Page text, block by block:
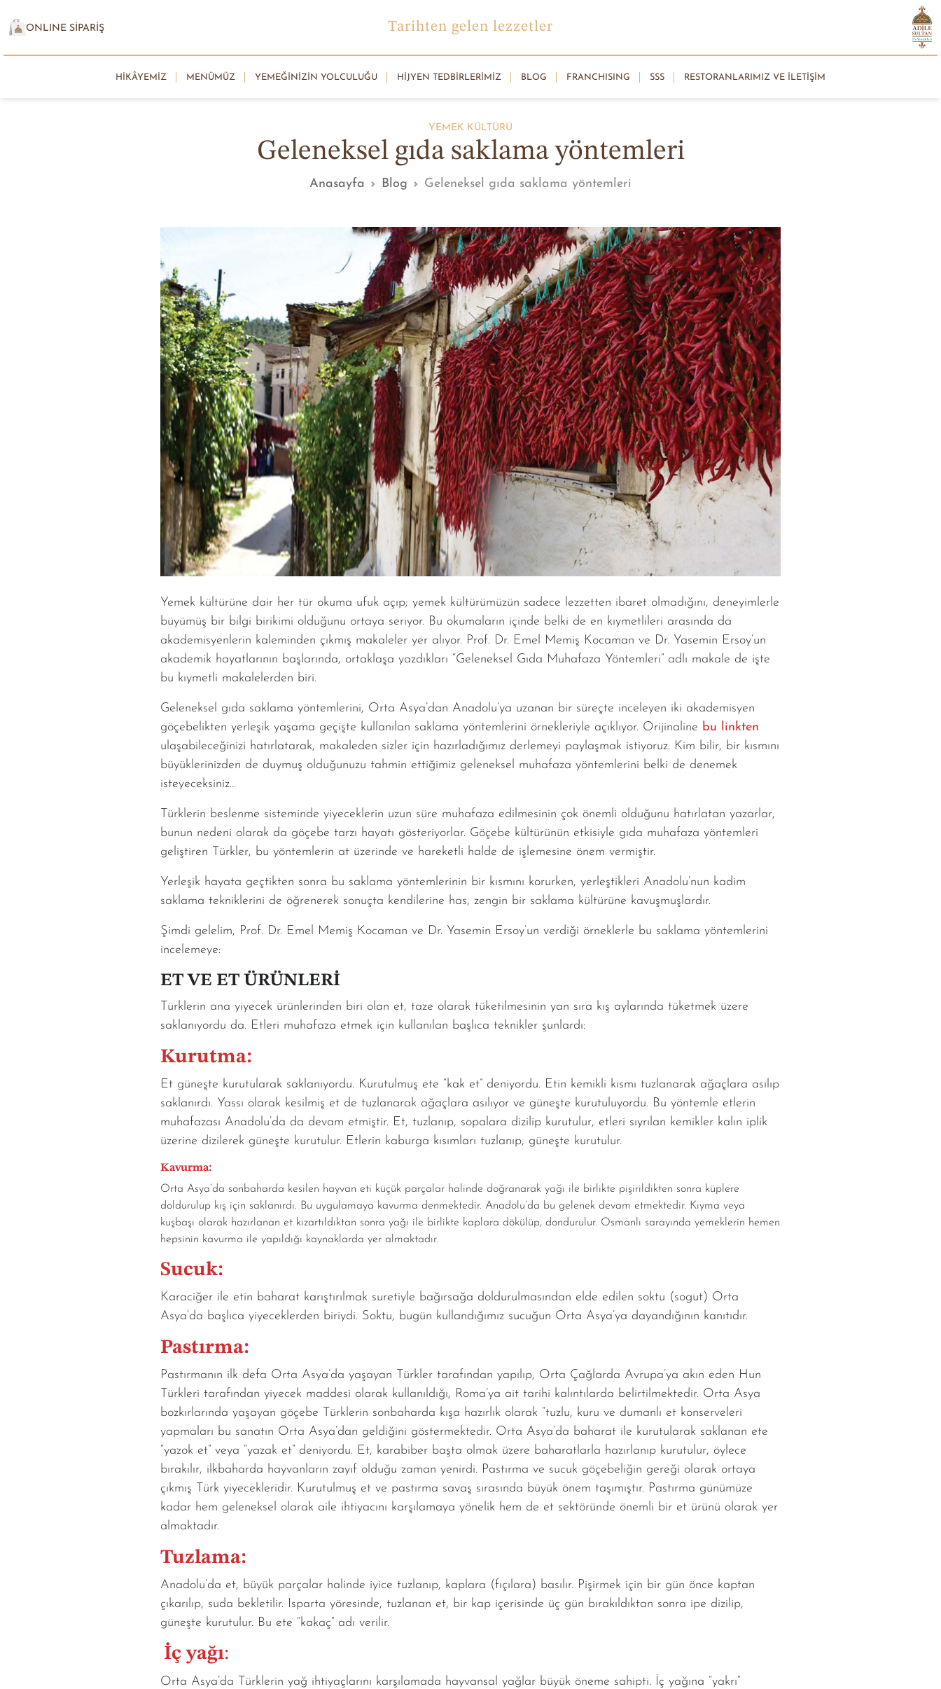
ONLINE SİPARİŞ Tarihten gelen lezzetler
HIKÂYEMIZ MENÜMÜZ YEMEĞINIZIN YOLCULUĞU HIJYEN TEDBIRLERIMIZ BLOG FRANCHISING SSS RESTORANLARIMIZ VE İLETIŞIM
YEMEK KÜLTÜRÜ
Geleneksel gıda saklama yöntemleri
Anasayfa Blog Geleneksel gıda saklama yöntemleri
Yemek kültürüne dair her tür okuma ufuk açıp; yemek kültürümüzün sadece lezzetten ibaret olmadığını, deneyimlerle
büyümüş bir bilgi birikimi olduğunu ortaya seriyor. Bu okumaların içinde belki de en kıymetlileri arasında da
akademisyenlerin kaleminden çıkmış makaleler yer alıyor. Prof. Dr. Emel Memiş Kocaman ve Dr. Yasemin Ersoy’un
akademik hayatlarının başlarında, ortaklaşa yazdıkları “Geleneksel Gıda Muhafaza Yöntemleri” adlı makale de işte
bu kıymetli makalelerden biri.
Geleneksel gıda saklama yöntemlerini, Orta Asya’dan Anadolu’ya uzanan bir süreçte inceleyen iki akademisyen
göçebelikten yerleşik yaşama geçişte kullanılan saklama yöntemlerini örnekleriyle açıklıyor. Orijinaline bu linkten
ulaşabileceğinizi hatırlatarak, makaleden sizler için hazırladığımız derlemeyi paylaşmak istiyoruz. Kim bilir, bir kısmını
büyüklerinizden de duymuş olduğunuzu tahmin ettiğimiz geleneksel muhafaza yöntemlerini belki de denemek
isteyeceksiniz…
Türklerin beslenme sisteminde yiyeceklerin uzun süre muhafaza edilmesinin çok önemli olduğunu hatırlatan yazarlar,
bunun nedeni olarak da göçebe tarzı hayatı gösteriyorlar. Göçebe kültürünün etkisiyle gıda muhafaza yöntemleri
geliştiren Türkler, bu yöntemlerin at üzerinde ve hareketli halde de işlemesine önem vermiştir.
Yerleşik hayata geçtikten sonra bu saklama yöntemlerinin bir kısmını korurken, yerleştikleri Anadolu’nun kadim
saklama tekniklerini de öğrenerek sonuçta kendilerine has, zengin bir saklama kültürüne kavuşmuşlardır.
Şimdi gelelim, Prof. Dr. Emel Memiş Kocaman ve Dr. Yasemin Ersoy’un verdiği örneklerle bu saklama yöntemlerini
incelemeye:
ET VE ET ÜRÜNLERİ
Türklerin ana yiyecek ürünlerinden biri olan et, taze olarak tüketilmesinin yan sıra kış aylarında tüketmek üzere
saklanıyordu da. Etleri muhafaza etmek için kullanılan başlıca teknikler şunlardı:
Kurutma:
Et güneşte kurutularak saklanıyordu. Kurutulmuş ete “kak et” deniyordu. Etin kemikli kısmı tuzlanarak ağaçlara asılıp
saklanırdı. Yassı olarak kesilmiş et de tuzlanarak ağaçlara asılıyor ve güneşte kurutuluyordu. Bu yöntemle etlerin
muhafazası Anadolu’da da devam etmiştir. Et, tuzlanıp, sopalara dizilip kurutulur, etleri sıyrılan kemikler kalın iplik
üzerine dizilerek güneşte kurutulur. Etlerin kaburga kısımları tuzlanıp, güneşte kurutulur.
Kavurma:
Orta Asya’da sonbaharda kesilen hayvan eti küçük parçalar halinde doğranarak yağı ile birlikte pişirildikten sonra küplere
doldurulup kış için saklanırdı. Bu uygulamaya kavurma denmektedir. Anadolu’da bu gelenek devam etmektedir. Kıyma veya
kuşbaşı olarak hazırlanan et kızartıldıktan sonra yağı ile birlikte kaplara dökülüp, dondurulur. Osmanlı sarayında yemeklerin hemen
hepsinin kavurma ile yapıldığı kaynaklarda yer almaktadır.
Sucuk:
Karaciğer ile etin baharat karıştırılmak suretiyle bağırsağa doldurulmasından elde edilen soktu (sogut) Orta
Asya’da başlıca yiyeceklerden biriydi. Soktu, bugün kullandığımız sucuğun Orta Asya’ya dayandığının kanıtıdır.
Pastırma:
Pastırmanın ilk defa Orta Asya’da yaşayan Türkler tarafından yapılıp, Orta Çağlarda Avrupa’ya akın eden Hun
Türkleri tarafından yiyecek maddesi olarak kullanıldığı, Roma’ya ait tarihi kalıntılarda belirtilmektedir. Orta Asya
bozkırlarında yaşayan göçebe Türklerin sonbaharda kışa hazırlık olarak “tuzlu, kuru ve dumanlı et konserveleri
yapmaları bu sanatın Orta Asya’dan geldiğini göstermektedir. Orta Asya’da baharat ile kurutularak saklanan ete
“yazok et” veya “yazak et” deniyordu. Et, karabiber başta olmak üzere baharatlarla hazırlanıp kurutulur, öylece
bırakılır, ilkbaharda hayvanların zayıf olduğu zaman yenirdi. Pastırma ve sucuk göçebeliğin gereği olarak ortaya
çıkmış Türk yiyecekleridir. Kurutulmuş et ve pastırma savaş sırasında büyük önem taşımıştır. Pastırma günümüze
kadar hem geleneksel olarak aile ihtiyacını karşılamaya yönelik hem de et sektöründe önemli bir et ürünü olarak yer
almaktadır.
Tuzlama:
Anadolu’da et, büyük parçalar halinde iyice tuzlanıp, kaplara (fıçılara) basılır. Pişirmek için bir gün önce kaptan
çıkarılıp, suda bekletilir. Isparta yöresinde, tuzlanan et, bir kap içerisinde üç gün bırakıldıktan sonra ipe dizilip,
güneşte kurutulur. Bu ete “kakaç” adı verilir.
İç yağı:
Orta Asya’da Türklerin yağ ihtiyaçlarını karşılamada hayvansal yağlar büyük öneme sahipti. İç yağına “yakrı”